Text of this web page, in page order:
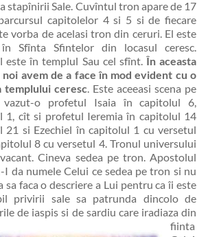
stapînirii Sale. Cuvîntul tron apare de 17
capitolelor 4 si 5 si de fiecare
vorba de acelasi tron din ceruri. El este
în Sfînta Sfintelor din locasul ceresc.
este în templul Sau cel sfînt. În aceasta
avem de a face în mod evident cu o
templului ceresc. Este aceeasi scena pe
o profetul Isaia în capitolul 6,
1, cît si profetul Ieremia în capitolul 14
21 si Ezechiel în capitolul 1 cu versetul
8 cu versetul 4. Tronul universului
Cineva sedea pe tron. Apostolul
I da numele Celui ce sedea pe tron si nu
sa faca o descriere a Lui pentru ca îi este
privirii sale sa patrunda dincolo de
de iaspis si de sardiu care iradiaza din
fiinta